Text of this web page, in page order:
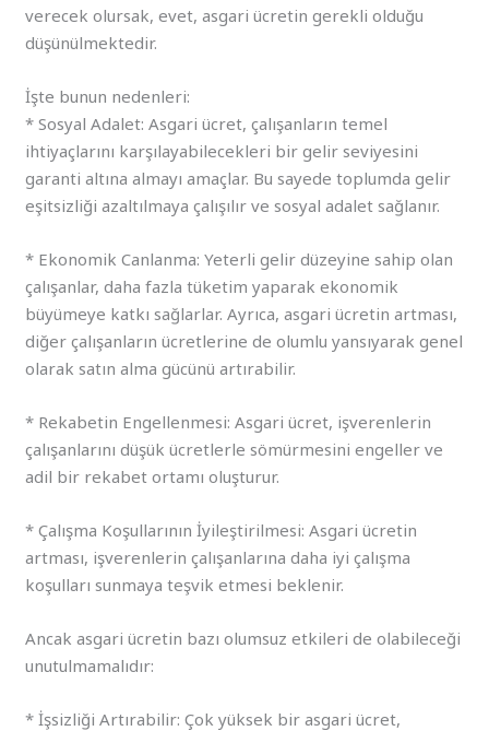
verecek olursak, evet, asgari ücretin gerekli olduğu
düşünülmektedir.
İşte bunun nedenleri:
* Sosyal Adalet: Asgari ücret, çalışanların temel
ihtiyaçlarını karşılayabilecekleri bir gelir seviyesini
garanti altına almayı amaçlar. Bu sayede toplumda gelir
eşitsizliği azaltılmaya çalışılır ve sosyal adalet sağlanır.
* Ekonomik Canlanma: Yeterli gelir düzeyine sahip olan
çalışanlar, daha fazla tüketim yaparak ekonomik
büyümeye katkı sağlarlar. Ayrıca, asgari ücretin artması,
diğer çalışanların ücretlerine de olumlu yansıyarak genel
olarak satın alma gücünü artırabilir.
* Rekabetin Engellenmesi: Asgari ücret, işverenlerin
çalışanlarını düşük ücretlerle sömürmesini engeller ve
adil bir rekabet ortamı oluşturur.
* Çalışma Koşullarının İyileştirilmesi: Asgari ücretin
artması, işverenlerin çalışanlarına daha iyi çalışma
koşulları sunmaya teşvik etmesi beklenir.
Ancak asgari ücretin bazı olumsuz etkileri de olabileceği
unutulmamalıdır:
* İşsizliği Artırabilir: Çok yüksek bir asgari ücret,